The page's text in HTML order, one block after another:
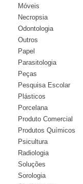
Móveis
Necropsia
Odontologia
Outros
Papel
Parasitologia
Peças
Pesquisa Escolar
Plásticos
Porcelana
Produto Comercial
Produtos Químicos
Psicultura
Radiologia
Soluções
Sorologia